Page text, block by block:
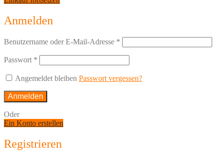
Anmelden
Benutzername oder E-Mail-Adresse *
Passwort *
Angemeldet bleiben Passwort vergessen?
Anmelden
Oder
Ein Konto erstellen
Registrieren